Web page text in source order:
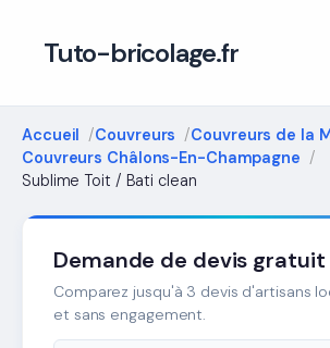
Tuto-bricolage.fr
Accueil Couvreurs
Couvreurs de la
Couvreurs Châlons-En-Champagne
Sublime Toit / Bati clean
Demande de devis gratuit
Comparez jusqu'à 3 devis d'artisans
et sans engagement.